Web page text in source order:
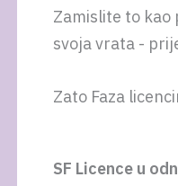
Zamislite to
svoja vrata -
Zato Faza
SF Licence u